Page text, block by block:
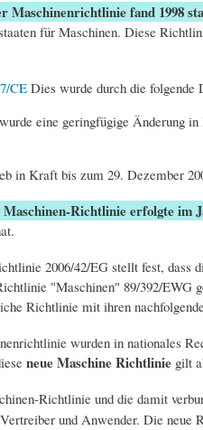
Maschinenrichtlinie fand 1998
für Maschinen. Diese
CE Dies wurde durch die folgende
eine geringfügige Änderung in
in Kraft bis zum 29. Dezember
Richtlinie erfolgte im
2006/42/EG stellt fest, dass
"Maschinen" 89/392/EWG
Richtlinie mit ihren
wurden in nationales
neue Maschine Richtlinie gilt
Richtlinie und die damit
und Anwender. Die neue